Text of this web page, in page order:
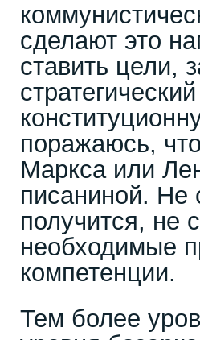
сделают это
ставить цели,
поражаюсь,
Маркса или
писаниной. Не
получится, не
необходимые
компетенции.
Тем более